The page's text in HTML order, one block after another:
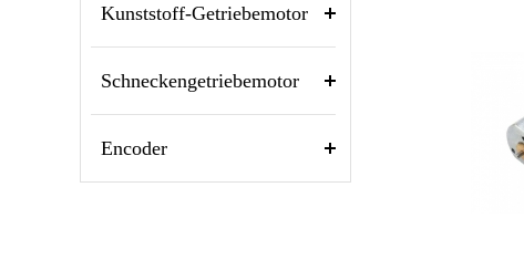
Kunststoff-Getriebemotor
Schneckengetriebemotor
Encoder